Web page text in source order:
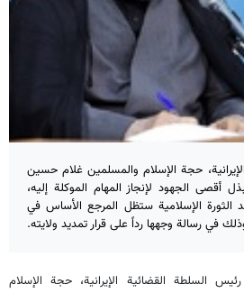
حجة الإسلام والمسلمين غلام حسين
الجهود لإنجاز المهام الموكلة إليه،
الثورة الإسلامية ستظل المرجع الأساس في
في رسالة وجهها رداً على قرار تمديد ولايته.
السلطة القضائية الإيرانية، حجة الإسلام